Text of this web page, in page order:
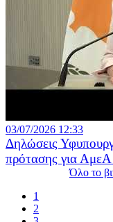
03/07/2026 12:33
Δηλώσεις
πρότασης για
Όλο το
1
2